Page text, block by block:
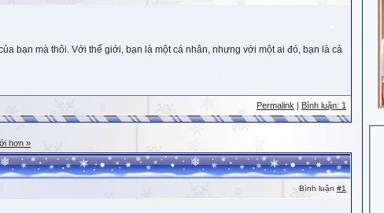
bạn mà thôi. Với thế giới, bạn là một cá nhân, nhưng với một ai đó, bạn là cả
Permalink Bình luận: 1
hơn »
Bình luận #1